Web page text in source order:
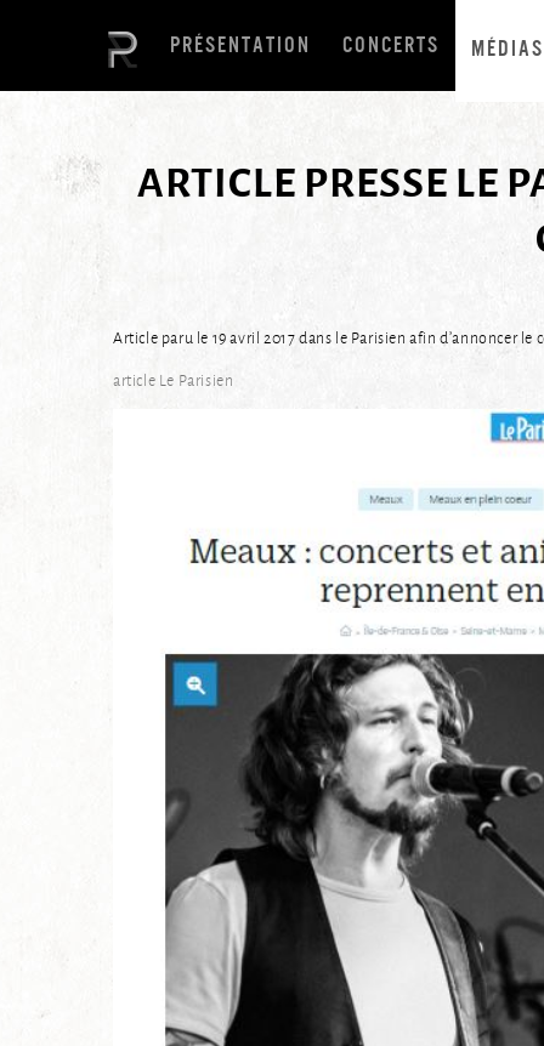
PRÉSENTATION CONCERTS MÉDIAS
ARTICLE PRESSE LE
Article paru le 19 avril 2017 dans le Parisien afin d’annoncer
article Le Parisien